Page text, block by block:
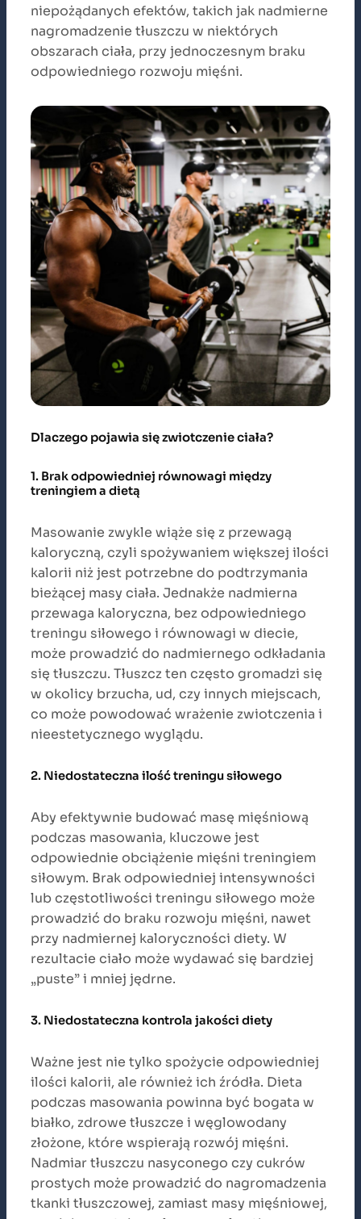
niepożądanych efektów, takich jak nadmierne
nagromadzenie tłuszczu w niektórych
obszarach ciała, przy jednoczesnym braku
odpowiedniego rozwoju mięśni.
Dlaczego pojawia się zwiotczenie ciała?
1. Brak odpowiedniej równowagi między
treningiem a dietą
Masowanie zwykle wiąże się z przewagą
kaloryczną, czyli spożywaniem większej ilości
kalorii niż jest potrzebne do podtrzymania
bieżącej masy ciała. Jednakże nadmierna
przewaga kaloryczna, bez odpowiedniego
treningu siłowego i równowagi w diecie,
może prowadzić do nadmiernego odkładania
się tłuszczu. Tłuszcz ten często gromadzi się
w okolicy brzucha, ud, czy innych miejscach,
co może powodować wrażenie zwiotczenia i
nieestetycznego wyglądu.
2. Niedostateczna ilość treningu siłowego
Aby efektywnie budować masę mięśniową
podczas masowania, kluczowe jest
odpowiednie obciążenie mięśni treningiem
siłowym. Brak odpowiedniej intensywności
lub częstotliwości treningu siłowego może
prowadzić do braku rozwoju mięśni, nawet
przy nadmiernej kaloryczności diety. W
rezultacie ciało może wydawać się bardziej
„puste” i mniej jędrne.
3. Niedostateczna kontrola jakości diety
Ważne jest nie tylko spożycie odpowiedniej
ilości kalorii, ale również ich źródła. Dieta
podczas masowania powinna być bogata w
białko, zdrowe tłuszcze i węglowodany
złożone, które wspierają rozwój mięśni.
Nadmiar tłuszczu nasyconego czy cukrów
prostych może prowadzić do nagromadzenia
tkanki tłuszczowej, zamiast masy mięśniowej,